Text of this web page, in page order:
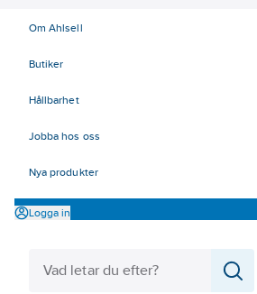
Om Ahlsell
Butiker
Hållbarhet
Jobba hos oss
Nya produkter
Logga in